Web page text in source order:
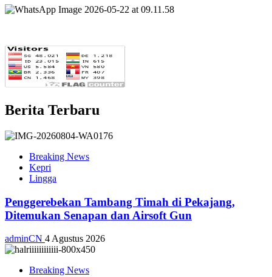
Berita Terbaru
Breaking News
Kepri
Lingga
Penggerebekan Tambang Timah di Pekajang,
Ditemukan Senapan dan Airsoft Gun
adminCN 4 Agustus 2026
Breaking News